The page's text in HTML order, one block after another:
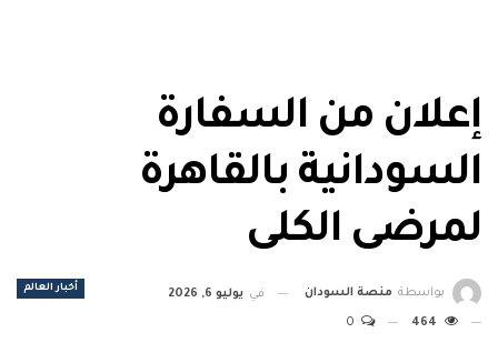
إعلان من السفارة
السودانية بالقاهرة
لمرضى الكلى
أخبار العالم بواسطة منصة السودان في يوليو 6, 2026
464